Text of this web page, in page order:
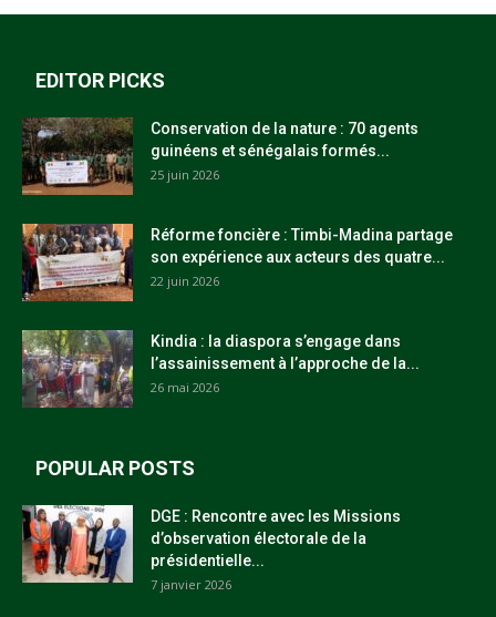
EDITOR PICKS
Conservation de la nature : 70 agents
guinéens et sénégalais formés...
25 juin 2026
Réforme foncière : Timbi-Madina partage
son expérience aux acteurs des quatre...
22 juin 2026
Kindia : la diaspora s’engage dans
l’assainissement à l’approche de la...
26 mai 2026
POPULAR POSTS
DGE : Rencontre avec les Missions
d’observation électorale de la
présidentielle...
7 janvier 2026